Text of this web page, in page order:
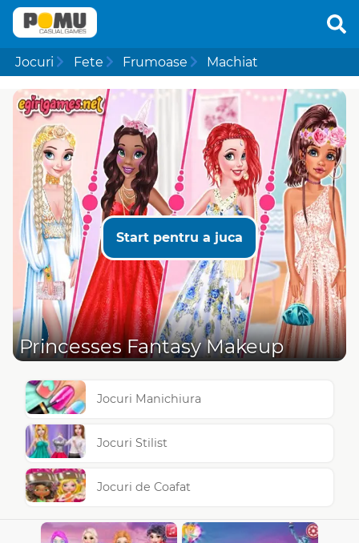
Jocuri Fete Frumoase Machiat
Start pentru a juca
Princesses Fantasy Makeup
Jocuri Manichiura
Jocuri Stilist
Jocuri de Coafat